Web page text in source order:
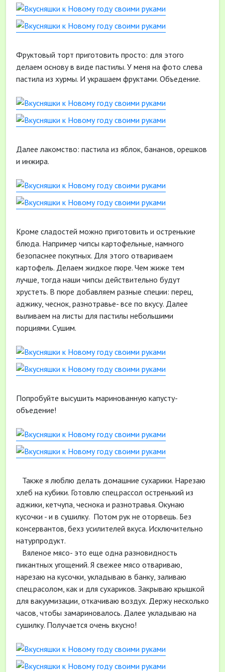
Фруктовый торт приготовить просто: для этого
делаем основу в виде пастилы. У меня на фото слева
пастила из хурмы. И украшаем фруктами. Объедение.
Далее лакомство: пастила из яблок, бананов, орешков
и инжира.
Кроме сладостей можно приготовить и остренькие
блюда. Например чипсы картофельные, намного
безопаснее покупных. Для этого отвариваем
картофель. Делаем жидкое пюре. Чем жиже тем
лучше, тогда наши чипсы действительно будут
хрустеть. В пюре добавляем разные специи: перец,
аджику, чеснок, разнотравье- все по вкусу. Далее
выливаем на листы для пастилы небольшими
порциями. Сушим.
Попробуйте высушить маринованную капусту-
объедение!
Также я люблю делать домашние сухарики. Нарезаю
хлеб на кубики. Готовлю спец.рассол остренький из
аджики, кетчупа, чеснока и разнотравья. Окунаю
кусочки - и в сушилку. Потом рук не оторвешь. Без
консервантов, бехз усилителей вкуса. Исключительно
натурпродукт.
Вяленое мясо- это еще одна разновидность
пикантных угощений. Я свежее мясо отвариваю,
нарезаю на кусочки, укладываю в банку, заливаю
спец.расолом, как и для сухариков. Закрываю крышкой
для вакуумизации, откачиваю воздух. Держу несколько
часов, чтобы замариновалось. Далее укладываю на
сушилку. Получается очень вкусно!